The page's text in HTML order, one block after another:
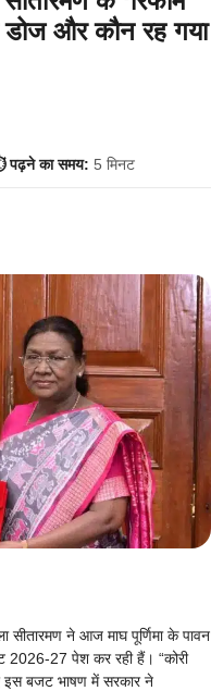
और कौन रह गया
पढ़ने का समय: 5 मिनट
सीतारमण ने आज माघ पूर्णिमा के पावन
27 पेश कर रही हैं। “कोरी
इस बजट भाषण में सरकार ने